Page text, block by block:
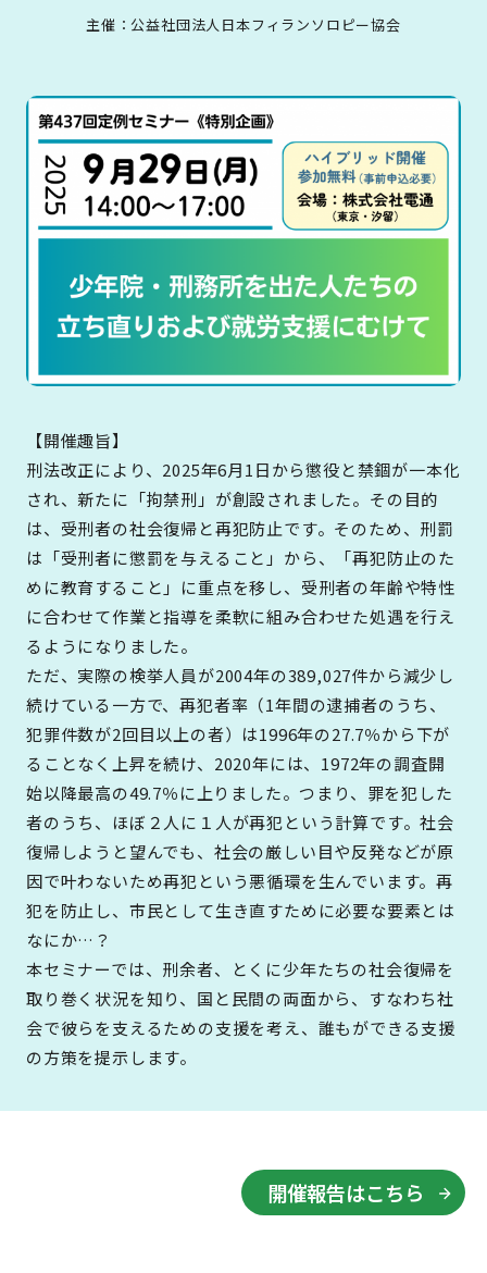
主催：公益社団法人日本フィランソロピー協会
【開催趣旨】
刑法改正により、2025年6月1日から懲役と禁錮が一本化
され、新たに「拘禁刑」が創設されました。その目的
は、受刑者の社会復帰と再犯防止です。そのため、刑罰
は「受刑者に懲罰を与えること」から、「再犯防止のた
めに教育すること」に重点を移し、受刑者の年齢や特性
に合わせて作業と指導を柔軟に組み合わせた処遇を行え
るようになりました。
ただ、実際の検挙人員が2004年の389,027件から減少し
続けている一方で、再犯者率（1年間の逮捕者のうち、
犯罪件数が2回目以上の者）は1996年の27.7％から下が
ることなく上昇を続け、2020年には、1972年の調査開
始以降最高の49.7％に上りました。つまり、罪を犯した
者のうち、ほぼ２人に１人が再犯という計算です。社会
復帰しようと望んでも、社会の厳しい目や反発などが原
因で叶わないため再犯という悪循環を生んでいます。再
犯を防止し、市民として生き直すために必要な要素とは
なにか…？
本セミナーでは、刑余者、とくに少年たちの社会復帰を
取り巻く状況を知り、国と民間の両面から、すなわち社
会で彼らを支えるための支援を考え、誰もができる支援
の方策を提示します。
開催報告はこちら